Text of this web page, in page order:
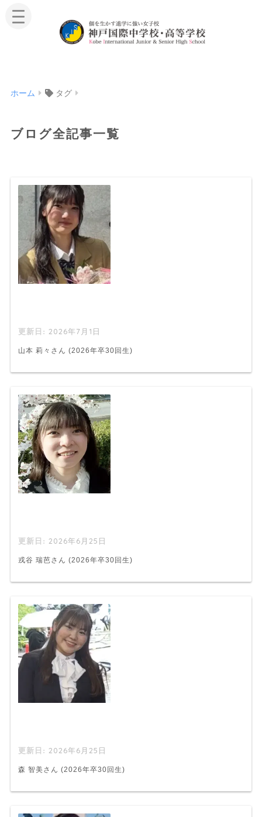
ホーム タグ
ブログ全記事一覧
2026年7月1日
山本 莉々さん (2026年卒30回生)
2026年6月25日
戎谷 瑞芭さん (2026年卒30回生)
2026年6月25日
森 智美さん (2026年卒30回生)